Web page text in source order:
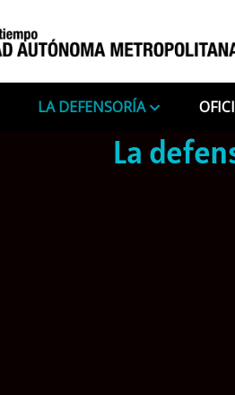
LA DEFENSORÍA
La